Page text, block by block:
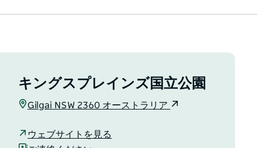
キングスプレインズ国立公園
Gilgai NSW 2360 オーストラリア
ウェブサイトを見る